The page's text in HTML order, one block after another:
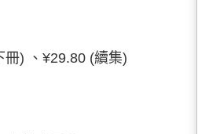
冊) 、¥29.80 (續集)